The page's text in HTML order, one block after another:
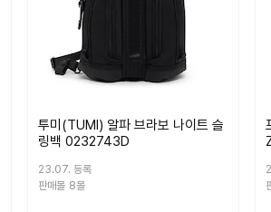
투미(TUMI) 알파 브라보 나이트 슬
링백 0232743D
23.07. 등록
판매몰 8몰